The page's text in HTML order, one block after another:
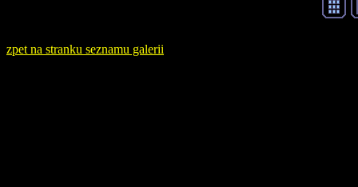
zpet na stranku seznamu galerii